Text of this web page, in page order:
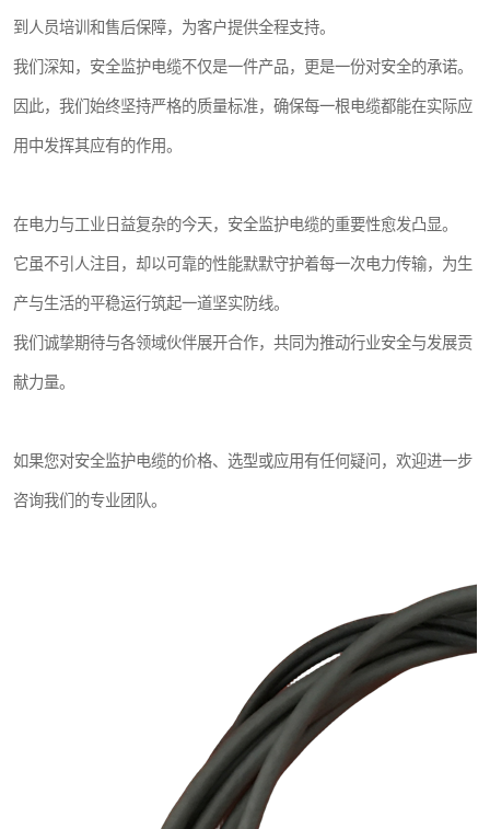
到人员培训和售后保障，为客户提供全程支持。
我们深知，安全监护电缆不仅是一件产品，更是一份对安全的承诺。
因此，我们始终坚持严格的质量标准，确保每一根电缆都能在实际应
用中发挥其应有的作用。
在电力与工业日益复杂的今天，安全监护电缆的重要性愈发凸显。
它虽不引人注目，却以可靠的性能默默守护着每一次电力传输，为生
产与生活的平稳运行筑起一道坚实防线。
我们诚挚期待与各领域伙伴展开合作，共同为推动行业安全与发展贡
献力量。
如果您对安全监护电缆的价格、选型或应用有任何疑问，欢迎进一步
咨询我们的专业团队。